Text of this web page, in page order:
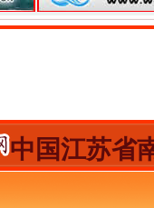
中国江苏省